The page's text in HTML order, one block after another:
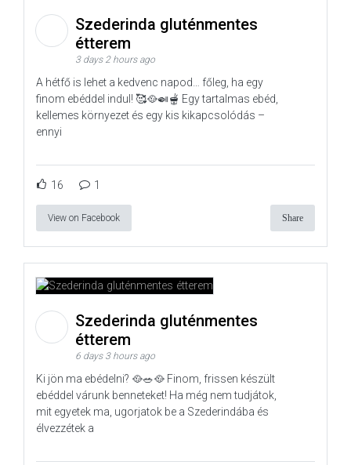
Szederinda gluténmentes
étterem
3 days 2 hours ago
A hétfő is lehet a kedvenc napod… főleg, ha egy
finom ebéddel indul! 🥰🥘🍛🫕 Egy tartalmas ebéd,
kellemes környezet és egy kis kikapcsolódás –
ennyi
16 1
View on Facebook Share
Szederinda gluténmentes
étterem
6 days 3 hours ago
Ki jön ma ebédelni? 🥘🥗🥘 Finom, frissen készült
ebéddel várunk benneteket! Ha még nem tudjátok,
mit egyetek ma, ugorjatok be a Szederindába és
élvezzétek a